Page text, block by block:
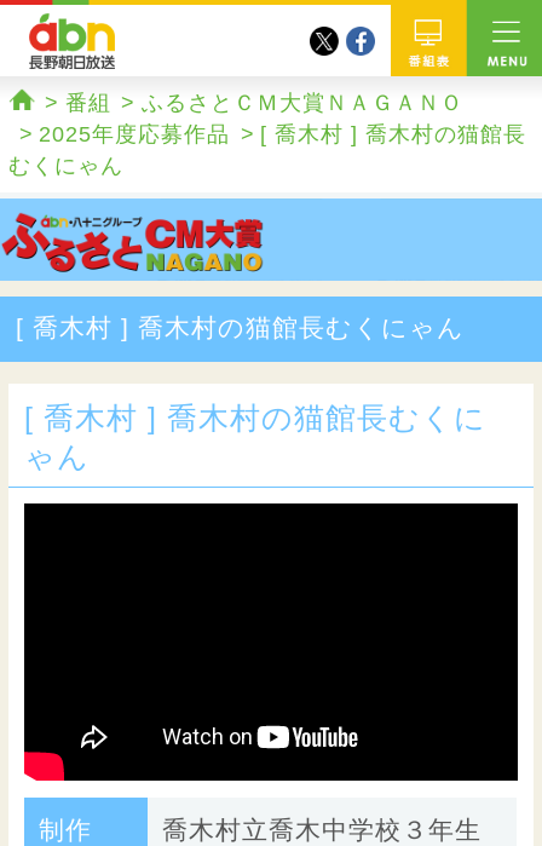
twitterfacebook
ホーム
番組
ふるさとＣＭ大賞ＮＡＧＡＮＯ
2025年度応募作品
[ 喬木村 ] 喬木村の猫館長
むくにゃん
[ 喬木村 ] 喬木村の猫館長むくにゃん
[ 喬木村 ] 喬木村の猫館長むくに
ゃん
制作
喬木村立喬木中学校３年生